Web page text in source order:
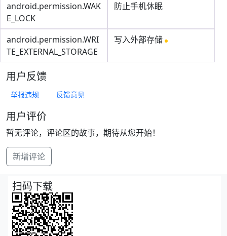
android.permission.WAK
E_LOCK
防止手机休眠
android.permission.WRI
TE_EXTERNAL_STORAGE
写入外部存储
用户反馈
举报违规 反馈意见
用户评价
暂无评论，评论区的故事，期待从您开始！
新增评论
扫码下载